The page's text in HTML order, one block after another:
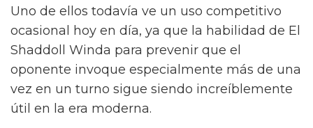
Uno de ellos todavía ve un uso competitivo
ocasional hoy en día, ya que la habilidad de El
Shaddoll Winda para prevenir que el
oponente invoque especialmente más de una
vez en un turno sigue siendo increíblemente
útil en la era moderna.